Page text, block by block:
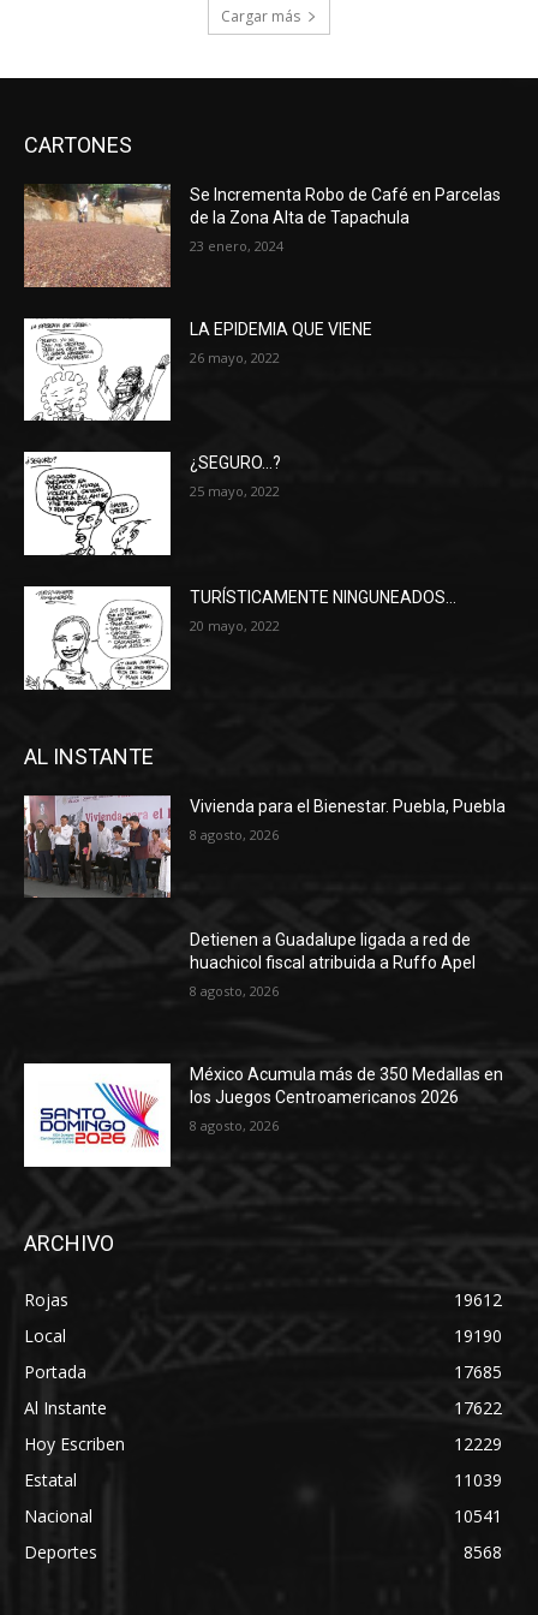
Cargar más
CARTONES
Se Incrementa Robo de Café en Parcelas
de la Zona Alta de Tapachula
23 enero, 2024
LA EPIDEMIA QUE VIENE
26 mayo, 2022
¿SEGURO…?
25 mayo, 2022
TURÍSTICAMENTE NINGUNEADOS…
20 mayo, 2022
AL INSTANTE
Vivienda para el Bienestar. Puebla, Puebla
8 agosto, 2026
Detienen a Guadalupe ligada a red de
huachicol fiscal atribuida a Ruffo Apel
8 agosto, 2026
México Acumula más de 350 Medallas en
los Juegos Centroamericanos 2026
8 agosto, 2026
ARCHIVO
Rojas
19612
Local
19190
Portada
17685
Al Instante
17622
Hoy Escriben
12229
Estatal
11039
Nacional
10541
Deportes
8568